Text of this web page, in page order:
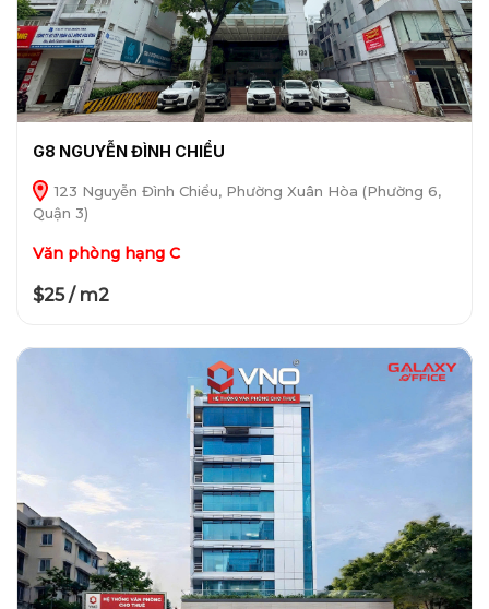
G8 NGUYỄN ĐÌNH CHIỂU
123 Nguyễn Đình Chiểu, Phường Xuân Hòa (Phường 6,
Quận 3)
Văn phòng hạng C
$25 / m2